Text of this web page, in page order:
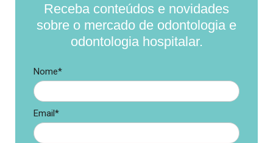
Receba conteúdos e novidades
sobre o mercado de odontologia e
odontologia hospitalar.
Nome*
Email*